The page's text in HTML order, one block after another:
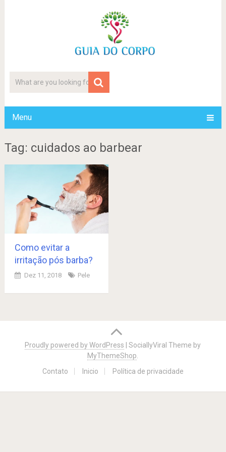
Menu
Tag: cuidados ao barbear
Como evitar a
irritação pós barba?
Dez 11, 2018 Pele
navigation
Proudly powered by WordPress |SociallyViral Theme by
MyThemeShop.
Contato
Inicio Política de privacidade